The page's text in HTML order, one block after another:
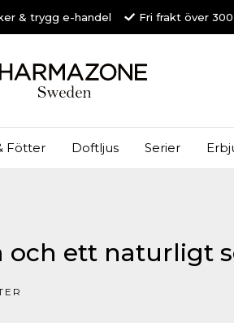
& trygg e-handel Fri frakt över
Fötter Doftljus Serier
och ett naturligt